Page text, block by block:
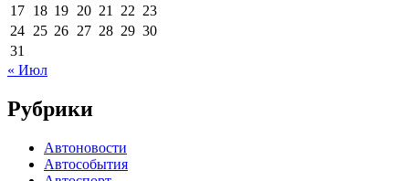
17 18 19 20 21 22 23
24 25 26 27 28 29 30
31
« Июл
Рубрики
Автоновости
Автособытия